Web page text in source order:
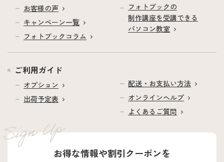
お客様の声
キャンペーン一覧
フォトブックコラム
フォトブックの
制作講座を受講できる
パソコン教室
ご利用ガイド
オプション
出荷予定表
配送・お支払い方法
オンラインヘルプ
よくあるご質問
お得な情報や割引クーポンを